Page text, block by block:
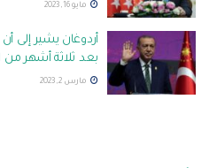
مايو 16, 2023
أردوغان يشير إلى
بعد ثلاثة أشهر من
مارس 2, 2023